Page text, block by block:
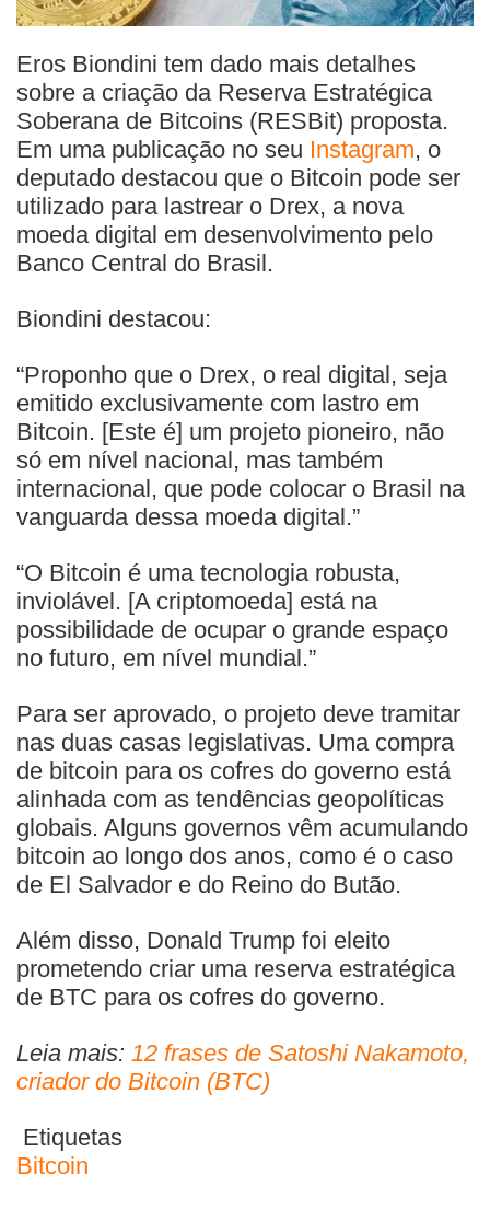
Eros Biondini tem dado mais detalhes
sobre a criação da Reserva Estratégica
Soberana de Bitcoins (RESBit) proposta.
Em uma publicação no seu Instagram, o
deputado destacou que o Bitcoin pode ser
utilizado para lastrear o Drex, a nova
moeda digital em desenvolvimento pelo
Banco Central do Brasil.
Biondini destacou:
“Proponho que o Drex, o real digital, seja
emitido exclusivamente com lastro em
Bitcoin. [Este é] um projeto pioneiro, não
só em nível nacional, mas também
internacional, que pode colocar o Brasil na
vanguarda dessa moeda digital.”
“O Bitcoin é uma tecnologia robusta,
inviolável. [A criptomoeda] está na
possibilidade de ocupar o grande espaço
no futuro, em nível mundial.”
Para ser aprovado, o projeto deve tramitar
nas duas casas legislativas. Uma compra
de bitcoin para os cofres do governo está
alinhada com as tendências geopolíticas
globais. Alguns governos vêm acumulando
bitcoin ao longo dos anos, como é o caso
de El Salvador e do Reino do Butão.
Além disso, Donald Trump foi eleito
prometendo criar uma reserva estratégica
de BTC para os cofres do governo.
Leia mais: 12 frases de Satoshi Nakamoto,
criador do Bitcoin (BTC)
Etiquetas
Bitcoin